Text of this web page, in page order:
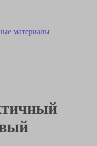
материалы